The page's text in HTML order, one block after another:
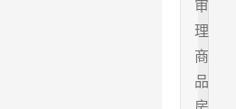
审
理
商
品